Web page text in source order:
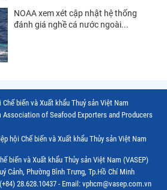
NOAA xem xét cập nhật hệ thống
đánh giá nghề cá nước ngoài...
Chế biến và Xuất khẩu Thuỷ sản Việt Nam
Association of Seafood Exporters and Producers
hội Chế biến và Xuất khẩu Thủy sản Việt Nam
biến và Xuất khẩu Thủy sản Việt Nam (VASEP)
Cảnh, Phường Bình Trưng, Tp.Hồ Chí Minh
28.628.10437 - Email: vphcm@vasep.com.vn